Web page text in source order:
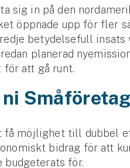
Se alla försäkringar
sig in på den
öppnade upp för fler
betydelsefull
planerad
för att gå runt.
få möjlighet till dubbel
bidrag för att
budgeterats för.